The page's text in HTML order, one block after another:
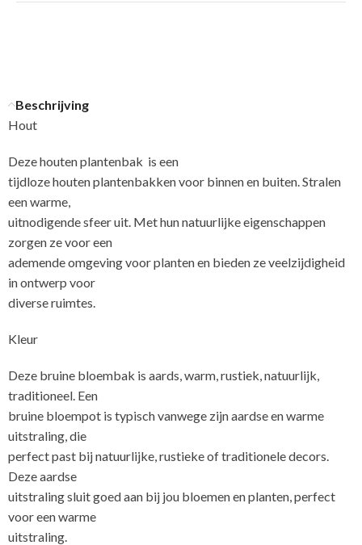
Beschrijving
Hout
Deze houten plantenbak is een
tijdloze houten plantenbakken voor binnen en buiten. Stralen
een warme,
uitnodigende sfeer uit. Met hun natuurlijke eigenschappen
zorgen ze voor een
ademende omgeving voor planten en bieden ze veelzijdigheid
in ontwerp voor
diverse ruimtes.
Kleur
Deze bruine bloembak is aards, warm, rustiek, natuurlijk,
traditioneel. Een
bruine bloempot is typisch vanwege zijn aardse en warme
uitstraling, die
perfect past bij natuurlijke, rustieke of traditionele decors.
Deze aardse
uitstraling sluit goed aan bij jou bloemen en planten, perfect
voor een warme
uitstraling.